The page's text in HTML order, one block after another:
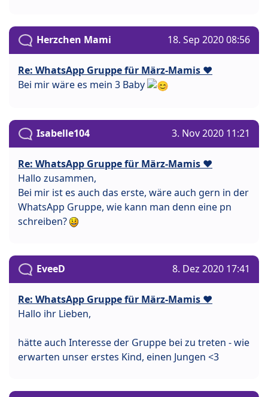
Herzchen Mami 18. Sep 2020 08:56
Re: WhatsApp Gruppe für März-Mamis ❤️
Bei mir wäre es mein 3 Baby
Isabelle104 3. Nov 2020 11:21
Re: WhatsApp Gruppe für März-Mamis ❤️
Hallo zusammen,
Bei mir ist es auch das erste, wäre auch gern in der
WhatsApp Gruppe, wie kann man denn eine pn
schreiben?
EveeD 8. Dez 2020 17:41
Re: WhatsApp Gruppe für März-Mamis ❤️
Hallo ihr Lieben,
hätte auch Interesse der Gruppe bei zu treten - wie
erwarten unser erstes Kind, einen Jungen <3